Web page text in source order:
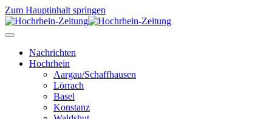
Zum Hauptinhalt springen
Nachrichten
Hochrhein
Aargau/Schaffhausen
Lörrach
Basel
Konstanz